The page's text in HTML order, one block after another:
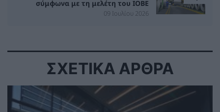
σύμφωνα με τη μελέτη του ΙΟΒΕ
09 Ιουλίου 2026
ΣΧΕΤΙΚΑ ΑΡΘΡΑ